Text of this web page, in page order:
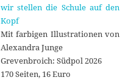
wir stellen die Schule auf den
Kopf
Mit farbigen Illustrationen von
Alexandra Junge
Grevenbroich: Südpol 2026
170 Seiten, 16 Euro